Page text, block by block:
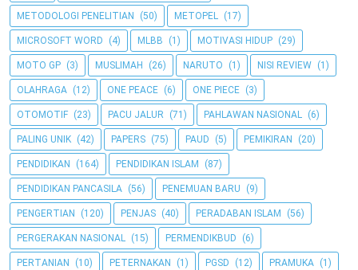
METODOLOGI PENELITIAN (50) METOPEL (17)
MICROSOFT WORD (4) MLBB (1) MOTIVASI HIDUP (29)
MOTO GP (3) MUSLIMAH (26) NARUTO (1) NISI REVIEW (1)
OLAHRAGA (12) ONE PEACE (6) ONE PIECE (3)
OTOMOTIF (23) PACU JALUR (71) PAHLAWAN NASIONAL (6)
PALING UNIK (42) PAPERS (75) PAUD (5) PEMIKIRAN (20)
PENDIDIKAN (164) PENDIDIKAN ISLAM (87)
PENDIDIKAN PANCASILA (56) PENEMUAN BARU (9)
PENGERTIAN (120) PENJAS (40) PERADABAN ISLAM (56)
PERGERAKAN NASIONAL (15) PERMENDIKBUD (6)
PERTANIAN (10) PETERNAKAN (1) PGSD (12) PRAMUKA (1)